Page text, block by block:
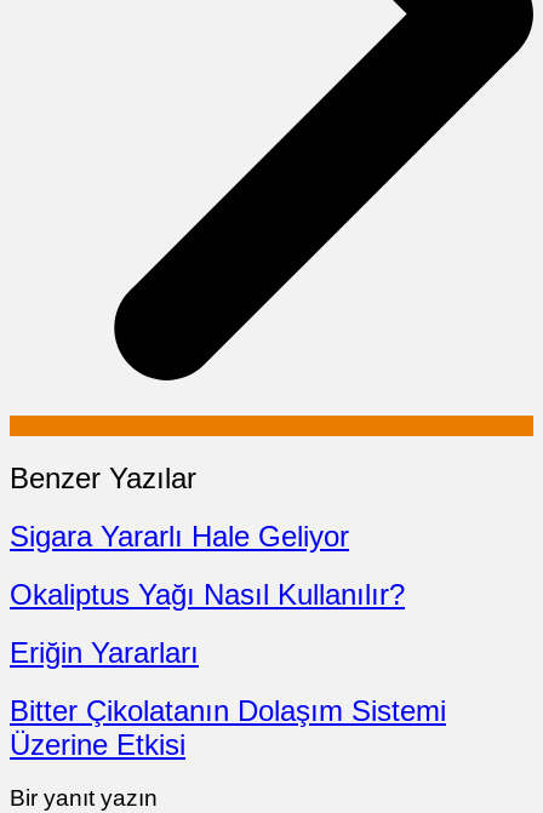
Benzer Yazılar
Sigara Yararlı Hale Geliyor
Okaliptus Yağı Nasıl Kullanılır?
Eriğin Yararları
Bitter Çikolatanın Dolaşım Sistemi
Üzerine Etkisi
Bir yanıt yazın